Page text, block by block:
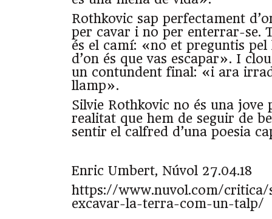
Rothkovic sap perfectament
per cavar i no per enterrar-se.
és el camí: «no et preguntis pel
d’on és que vas escapar». I
un contundent final: «i ara
llamp».
Silvie Rothkovic no és una jove
realitat que hem de seguir de
sentir el calfred d’una poesia
Enric Umbert, Núvol 27.04.18
https://www.nuvol.com/
excavar-la-terra-com-un-talp/